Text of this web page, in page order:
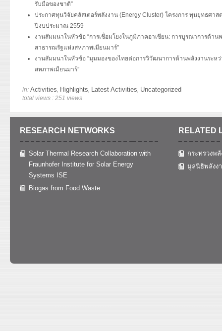
รับมือของชาติ”
ประกาศทุนวิจัยคลัสเตอร์พลังงาน (Energy Cluster) โครงการ ทุนยุทธศาส
ปีงบประมาณ 2559
งานสัมมนาในหัวข้อ “การเชื่อมโยงในภูมิภาคอาเซียน: การบูรณาการด้าน
สาธารณรัฐแห่งสหภาพเมียนมาร์”
งานสัมมนาในหัวข้อ “มุมมองของไทยต่อการวิวัฒนาการด้านพลังงานระห
สหภาพเมียนมาร์”
in: Activities, Highlights, Latest Activities, Uncategorized
total views : 251 views
RESEARCH NETWORKS
Solar Thermal Research Collaboration with
Fraunhofer Institute for Solar Energy
Systems ISE
Biogas from Food Waste
RELATED
กระทรวงพลั
มูลนิธิพลังง